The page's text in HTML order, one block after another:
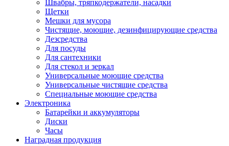
Швабры, тряпкодержатели, насадки
Щетки
Мешки для мусора
Чистящие, моющие, дезинфицирующие средства
Дезсредства
Для посуды
Для сантехники
Для стекол и зеркал
Универсальные моющие средства
Универсальные чистящие средства
Специальные моющие средства
Электроника
Батарейки и аккумуляторы
Диски
Часы
Наградная продукция